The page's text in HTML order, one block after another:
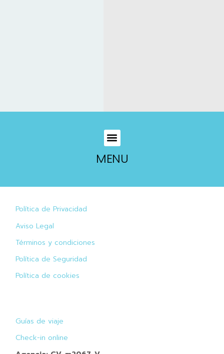
MENU
Política de Privacidad
Aviso Legal
Términos y condiciones
Política de Seguridad
Política de cookies
Guías de viaje
Check-in online